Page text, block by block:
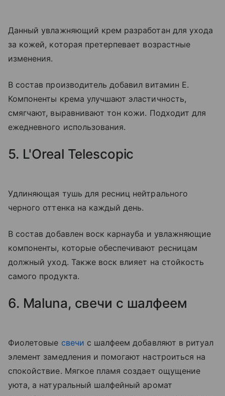
Данный увлажняющий крем разработан для ухода
за кожей, которая претерпевает возрастные
изменения.
В состав производитель добавил витамин E.
Компоненты крема улучшают эластичность,
смягчают, выравнивают тон кожи. Подходит для
ежедневного использования.
5. L'Oreal Telescopic
Удлиняющая тушь для ресниц нейтрального
черного оттенка на каждый день.
В состав добавлен воск карнауба и увлажняющие
компоненты, которые обеспечивают ресницам
должный уход. Также воск влияет на стойкость
самого продукта.
6. Maluna, свечи с шалфеем
Фиолетовые свечи с шалфеем добавляют в ритуал
элемент замедления и помогают настроиться на
спокойствие. Мягкое пламя создает ощущение
уюта, а натуральный шалфейный аромат